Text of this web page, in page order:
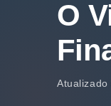
O
Atualizado